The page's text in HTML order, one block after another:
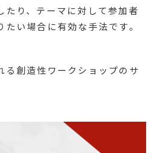
たり、テーマに対して参加者
い場合に有効な手法です。
創造性ワークショップのサ